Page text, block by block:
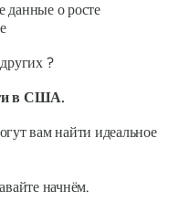
данные о росте
других?
в США.
вам найти идеальное
начнём.